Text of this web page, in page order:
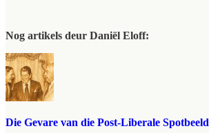
Nog artikels deur Daniël Eloff:
Die Gevare van die Post-Liberale Spotbeeld